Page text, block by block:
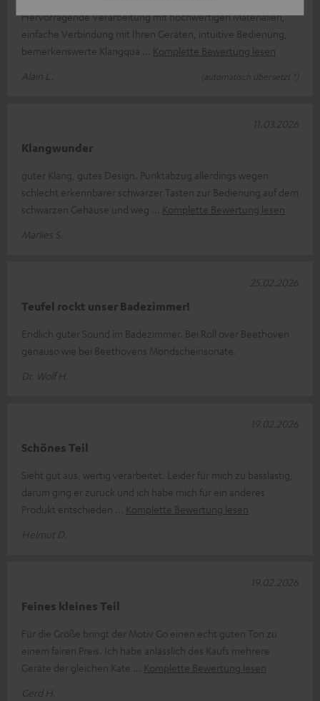
Hervorragende Verarbeitung mit hochwertigen Materialien,
einfache Verbindung mit Ihren Geräten, intuitive Bedienung,
bemerkenswerte Klangqua
Komplette Bewertung lesen
Alain L.
(automatisch übersetzt *)
Klangwunder
guter Klang, gutes Design. Punktabzug allerdings wegen
schlecht erkennbarer schwarzer Tasten zur Bedienung auf dem
schwarzen Gehäuse und weg
Komplette Bewertung lesen
Marlies S.
11.03.2026
Teufel rockt unser Badezimmer!
Endlich guter Sound im Badezimmer. Bei Roll over Beethoven
genauso wie bei Beethovens Mondscheinsonate.
Dr. Wolf H.
25.02.2026
Schönes Teil
Sieht gut aus, wertig verarbeitet. Leider für mich zu basslastig,
darum ging er zurück und ich habe mich für ein anderes
Produkt entschieden
Komplette Bewertung lesen
Helmut D.
19.02.2026
Feines kleines Teil
Für die Größe bringt der Motiv Go einen echt guten Ton zu
einem fairen Preis. Ich habe anlässlich des Kaufs mehrere
Geräte der gleichen Kate
Komplette Bewertung lesen
Gerd H.
19.02.2026